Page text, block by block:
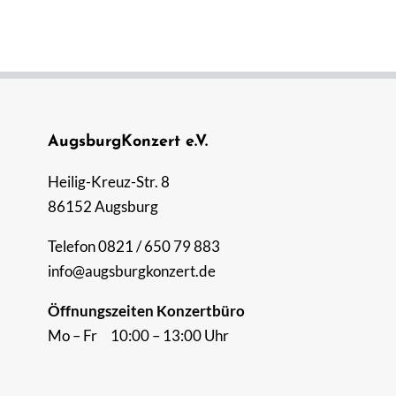
AugsburgKonzert e.V.
Heilig-Kreuz-Str. 8
86152 Augsburg
Telefon 0821 / 650 79 883
info@augsburgkonzert.de
Öffnungszeiten Konzertbüro
Mo – Fr 10:00 – 13:00 Uhr